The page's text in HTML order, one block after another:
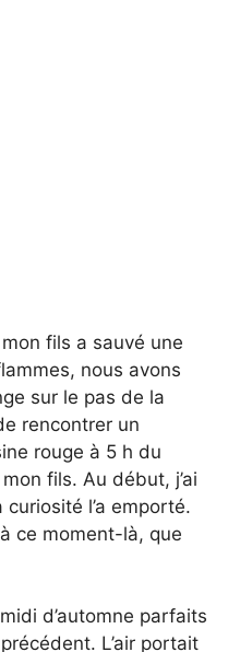
fils a sauvé une
nous avons
sur le pas de la
rencontrer un
rouge à 5 h du
fils. Au début, j’ai
l’a emporté.
ce moment-là, que
d’automne parfaits
L’air portait